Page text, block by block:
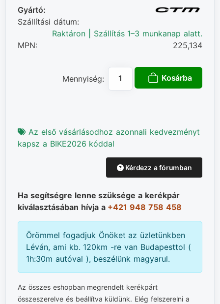
Gyártó:
Szállítási dátum:
Raktáron | Szállítás 1–3 munkanap alatt.
MPN:
225,134
Mennyiség: Kosárba
Az első vásárlásodhoz azonnali kedvezményt
kapsz a BIKE2026 kóddal
Kérdezz a fórumban
Ha segítségre lenne szüksége a kerékpár
kiválasztásában hívja a +421 948 758 458
Örömmel fogadjuk Önöket az üzletünkben
Léván, ami kb. 120km -re van Budapesttol (
1h:30m autóval ), beszélünk magyarul.
Az összes eshopban megrendelt kerékpárt
összeszerelve és beállítva küldünk. Elég felszerelni a